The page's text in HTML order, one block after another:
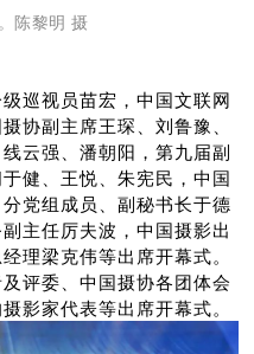
陈黎明 摄
巡视员苗宏，中国文联网
协副主席王琛、刘鲁豫、
云强、潘朝阳，第九届副
健、王悦、朱宪民，中国
党组成员、副秘书长于德
主任厉夫波，中国摄影出
理梁克伟等出席开幕式。
评委、中国摄协各团体会
影家代表等出席开幕式。